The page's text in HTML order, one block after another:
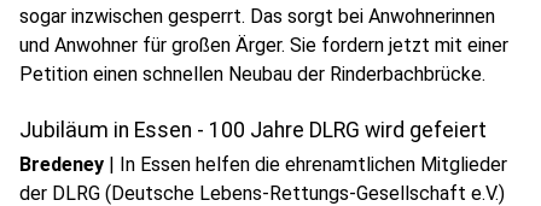
sogar inzwischen gesperrt. Das sorgt bei Anwohnerinnen
und Anwohner für großen Ärger. Sie fordern jetzt mit einer
Petition einen schnellen Neubau der Rinderbachbrücke.
Jubiläum in Essen - 100 Jahre DLRG wird gefeiert
Bredeney | In Essen helfen die ehrenamtlichen Mitglieder
der DLRG (Deutsche Lebens-Rettungs-Gesellschaft e.V.)